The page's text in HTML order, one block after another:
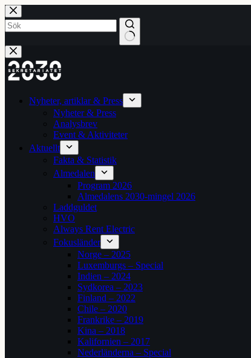
Hoppa
till
innehåll
Inga
resultat
Nyheter, artiklar & Press
Nyheter & Press
Analysbrev
Event & Aktiviteter
Aktuellt
Fakta & Statistik
Almedalen
Program 2026
Almedalens 2030-mingel 2026
Laddguldet
HVO
Always Rent Electric
Fokusländer
Norge – 2025
Luxemburgs – Special
Indien – 2024
Sydkorea – 2023
Finland – 2022
Chile – 2020
Frankrike – 2019
Kina – 2018
Kalifornien – 2017
Nederländerna – Special